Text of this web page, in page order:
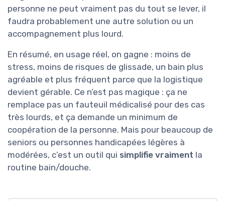
personne ne peut vraiment pas du tout se lever, il
faudra probablement une autre solution ou un
accompagnement plus lourd.
En résumé, en usage réel, on gagne : moins de
stress, moins de risques de glissade, un bain plus
agréable et plus fréquent parce que la logistique
devient gérable. Ce n’est pas magique : ça ne
remplace pas un fauteuil médicalisé pour des cas
très lourds, et ça demande un minimum de
coopération de la personne. Mais pour beaucoup de
seniors ou personnes handicapées légères à
modérées, c’est un outil qui simplifie vraiment la
routine bain/douche.